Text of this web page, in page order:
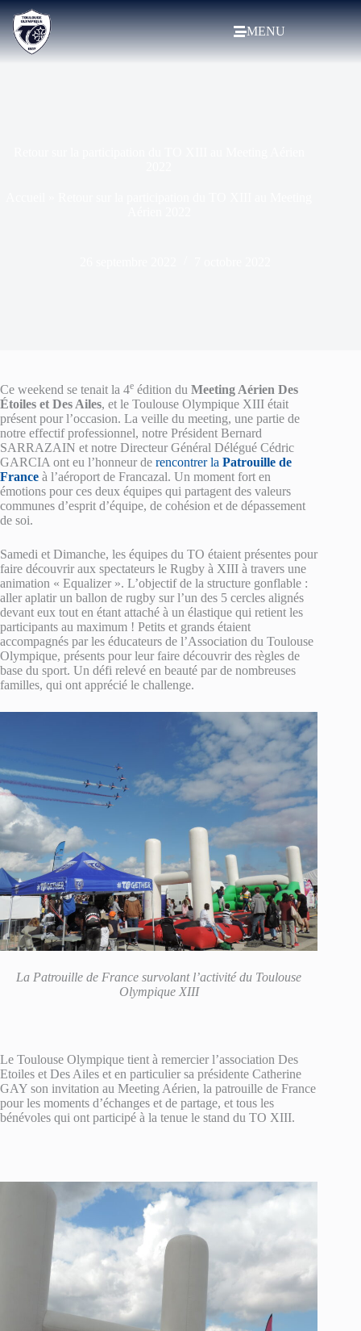
MENU
Ce weekend se tenait la 4e édition du Meeting Aérien Des
Étoiles et Des Ailes, et le Toulouse Olympique XIII était
présent pour l’occasion. La veille du meeting, une partie de
notre effectif professionnel, notre Président Bernard
SARRAZAIN et notre Directeur Général Délégué Cédric
GARCIA ont eu l’honneur de rencontrer la Patrouille de
France à l’aéroport de Francazal. Un moment fort en
émotions pour ces deux équipes qui partagent des valeurs
communes d’esprit d’équipe, de cohésion et de dépassement
de soi.
Samedi et Dimanche, les équipes du TO étaient présentes pour
faire découvrir aux spectateurs le Rugby à XIII à travers une
animation « Equalizer ». L’objectif de la structure gonflable :
aller aplatir un ballon de rugby sur l’un des 5 cercles alignés
devant eux tout en étant attaché à un élastique qui retient les
participants au maximum ! Petits et grands étaient
accompagnés par les éducateurs de l’Association du Toulouse
Olympique, présents pour leur faire découvrir des règles de
base du sport. Un défi relevé en beauté par de nombreuses
familles, qui ont apprécié le challenge.
La Patrouille de France survolant l’activité du Toulouse
Olympique XIII
Le Toulouse Olympique tient à remercier l’association Des
Etoiles et Des Ailes et en particulier sa présidente Catherine
GAY son invitation au Meeting Aérien, la patrouille de France
pour les moments d’échanges et de partage, et tous les
bénévoles qui ont participé à la tenue le stand du TO XIII.